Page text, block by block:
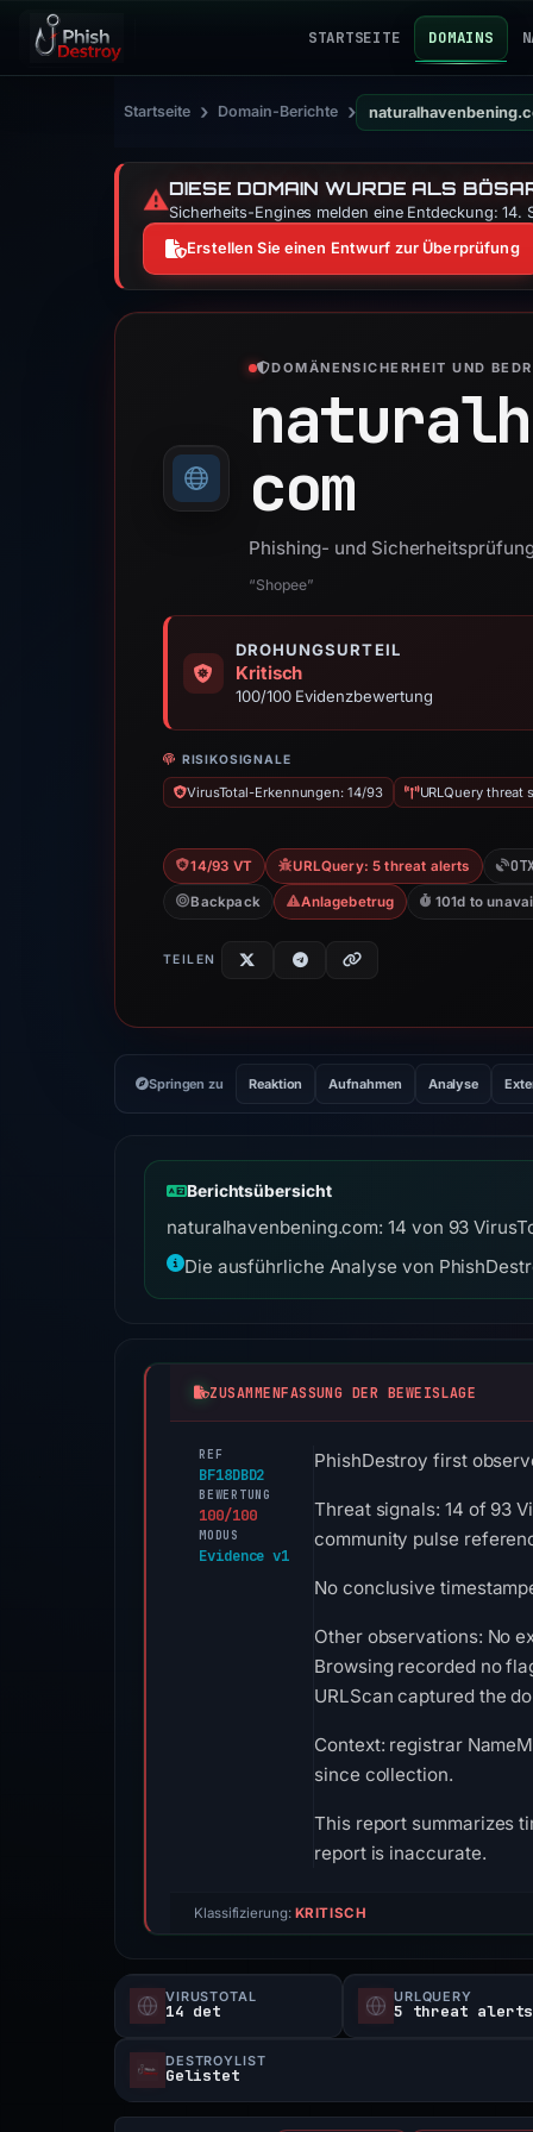
STARTSEITE DOMAINS
Startseite › Domain-Berichte ›
⚠️DIESE DOMAIN WURDE ALS
Sicherheits-Engines melden eine Entdeckung:
Erstellen Sie einen Entwurf zur Überprüfung
DOMÄNENSICHERHEIT UND
com
Phishing- und
“Shopee”
DROHUNGSURTEIL
Kritisch
100/100 Evidenzbewertung
RISIKOSIGNALE
VirusTotal-Erkennungen: 14/93 URLQuery threat
14/93 VT URLQuery: 5 threat alerts
Backpack Anlagebetrug 101d to
TEILEN
Springen zu Reaktion Aufnahmen Analyse
Berichtsübersicht
naturalhavenbening.com: 14 von 93
Die ausführliche Analyse von
ZUSAMMENFASSUNG DER BEWEISLAGE
REF
BF18DBD2
BEWERTUNG
100/100
MODUS
Evidence v1
PhishDestroy first
Threat signals: 14 of 93
community pulse
No conclusive
Other observations: No
Browsing recorded no
URLScan captured the
Context: registrar
since collection.
This report summarizes
report is inaccurate.
Klassifizierung: KRITISCH
VIRUSTOTAL
14 det
URLQUERY
5 threat alerts
DESTROYLIST
Gelistet